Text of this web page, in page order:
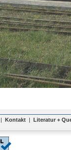
| Kontakt | Literatur +